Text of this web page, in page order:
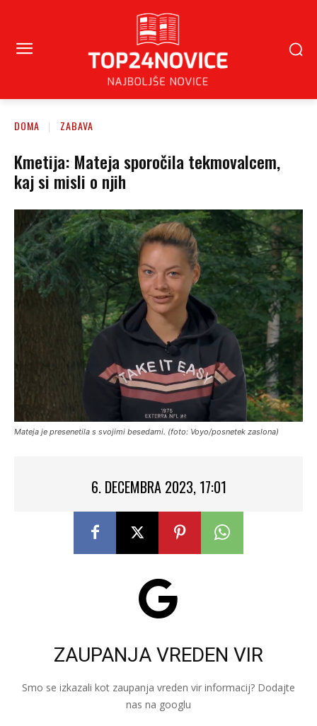
DOMA ZABAVA
Kmetija: Mateja sporočila tekmovalcem,
kaj si misli o njih
Mateja je presenetila s svojimi besedami. (foto: Voyo/posnetek zaslona)
6. DECEMBRA 2023, 17:01
ZAUPANJA VREDEN VIR
Smo se izkazali kot zaupanja vreden vir informacij? Dodajte
nas na googlu